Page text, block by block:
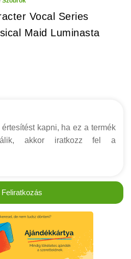
Vocal Series
Maid Luminasta
kapni, ha ez a termék
akkor iratkozz fel a
Feliratkozás